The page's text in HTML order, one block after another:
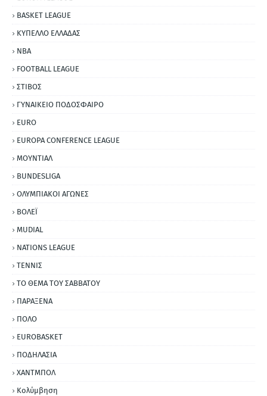
BASKET LEAGUE
ΚΥΠΕΛΛΟ ΕΛΛΑΔΑΣ
NBA
FOOTBALL LEAGUE
ΣΤΙΒΟΣ
ΓΥΝΑΙΚΕΙΟ ΠΟΔΟΣΦΑΙΡΟ
EURO
EUROPA CONFERENCE LEAGUE
ΜΟΥΝΤΙΑΛ
BUNDESLIGA
ΟΛΥΜΠΙΑΚΟΙ ΑΓΩΝΕΣ
ΒΟΛΕΪ
MUDIAL
NATIONS LEAGUE
ΤΕΝΝΙΣ
ΤΟ ΘΕΜΑ ΤΟΥ ΣΑΒΒΑΤΟΥ
ΠΑΡΑΞΕΝΑ
ΠΟΛΟ
EUROBASKET
ΠΟΔΗΛΑΣΙΑ
ΧΑΝΤΜΠΟΛ
Κολύμβηση